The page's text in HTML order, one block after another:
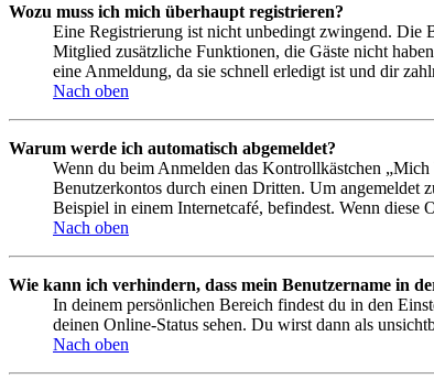
Wozu muss ich mich überhaupt registrieren?
Eine Registrierung ist nicht unbedingt zwingend. Die
Mitglied zusätzliche Funktionen, die Gäste nicht
eine Anmeldung, da sie schnell erledigt ist und dir
Nach oben
Warum werde ich automatisch abgemeldet?
Wenn du beim Anmelden das Kontrollkästchen
Benutzerkontos durch einen Dritten. Um angemeldet
Beispiel in einem Internetcafé, befindest. Wenn
Nach oben
Wie kann ich verhindern, dass mein Benutzername in
In deinem persönlichen Bereich findest du in den
deinen Online-Status sehen. Du wirst dann als
Nach oben